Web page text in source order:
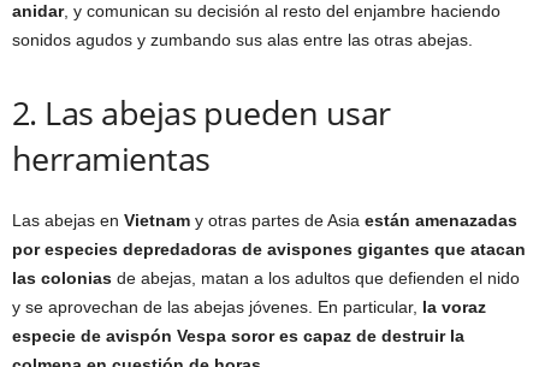
anidar, y comunican su decisión al resto del enjambre haciendo
sonidos agudos y zumbando sus alas entre las otras abejas.
2. Las abejas pueden usar
herramientas
Las abejas en Vietnam y otras partes de Asia están amenazadas
por especies depredadoras de avispones gigantes que atacan
las colonias de abejas, matan a los adultos que defienden el nido
y se aprovechan de las abejas jóvenes. En particular, la voraz
especie de avispón Vespa soror es capaz de destruir la